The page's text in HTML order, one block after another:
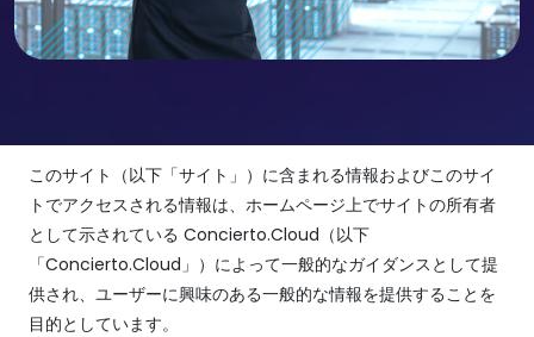
このサイト（以下「サイト」）に含まれる情報およびこのサイ
トでアクセスされる情報は、ホームページ上でサイトの所有者
として示されている Concierto.Cloud（以下
「Concierto.Cloud」）によって一般的なガイダンスとして提
供され、ユーザーに興味のある一般的な情報を提供することを
目的としています。